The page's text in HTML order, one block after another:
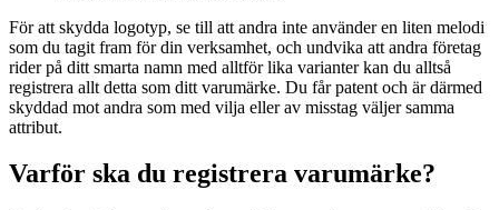
För att skydda logotyp, se till att andra inte använder en liten melodi
som du tagit fram för din verksamhet, och undvika att andra företag
rider på ditt smarta namn med alltför lika varianter kan du alltså
registrera allt detta som ditt varumärke. Du får patent och är därmed
skyddad mot andra som med vilja eller av misstag väljer samma
attribut.
Varför ska du registrera varumärke?